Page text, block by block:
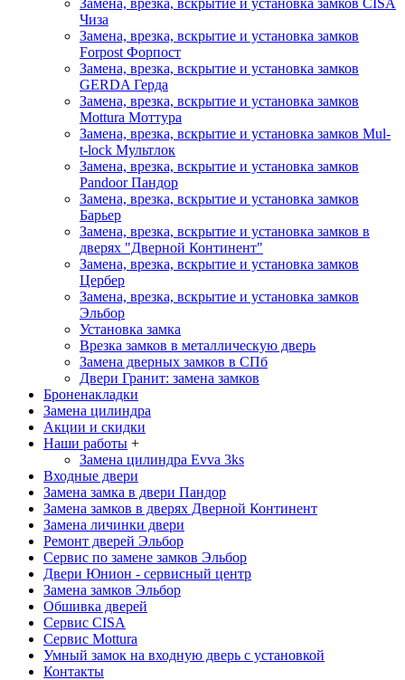
Чиза
Замена, врезка, вскрытие и установка замков
Forpost Форпост
Замена, врезка, вскрытие и установка замков
GERDA Герда
Замена, врезка, вскрытие и установка замков
Mottura Моттура
Замена, врезка, вскрытие и установка замков Mul-
t-lock Мультлок
Замена, врезка, вскрытие и установка замков
PandoorПандор
Замена, врезка, вскрытие и установка замков
Барьер
Замена, врезка, вскрытие и установка замков в
дверях "Дверной Континент"
Замена, врезка, вскрытие и установка замков
Цербер
Замена, врезка, вскрытие и установка замков
Эльбор
Установка замка
Врезка замков в металлическую дверь
Замена дверных замков в СПб
Двери Гранит: замена замков
Броненакладки
Замена цилиндра
Акции и скидки
Наши работы +
Замена цилиндра Evva 3ks
Входные двери
Замена замка в двери Пандор
Замена замков в дверях Дверной Континент
Замена личинки двери
Ремонт дверей Эльбор
Сервис по замене замков Эльбор
Двери Юнион - сервисный центр
Замена замков Эльбор
Обшивка дверей
Сервис CISA
Сервис Mottura
Умный замок на входную дверь с установкой
Контакты